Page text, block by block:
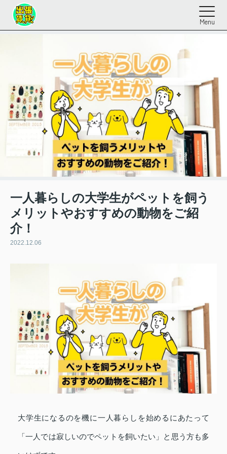
Menu
一人暮らしの大学生がペットを飼う
メリットやおすすめの動物をご紹
介！
2022.12.06
大学生になるのを機に一人暮らしを始めるにあたって
「一人では寂しいのでペットを飼いたい」と思う方も多